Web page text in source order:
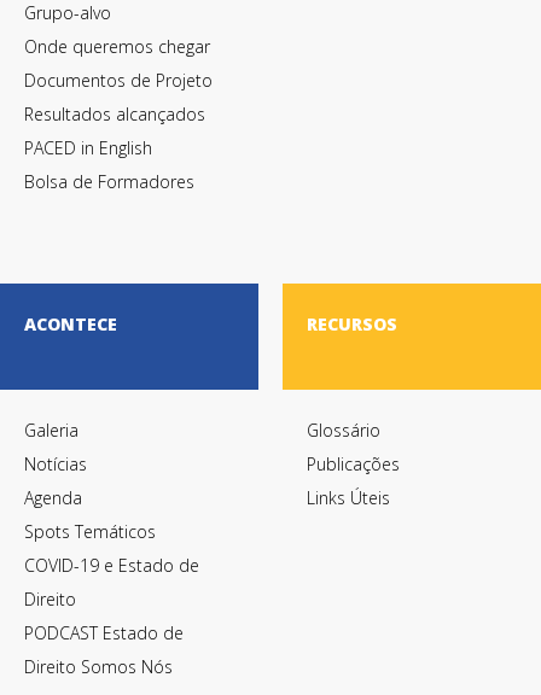
Grupo-alvo
Onde queremos chegar
Documentos de Projeto
Resultados alcançados
PACED in English
Bolsa de Formadores
ACONTECE
Galeria
Notícias
Agenda
Spots Temáticos
COVID-19 e Estado de
Direito
PODCAST Estado de
Direito Somos Nós
RECURSOS
Glossário
Publicações
Links Úteis